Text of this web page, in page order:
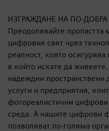
ИЗГРАЖДАНЕ НА ПО-
Преодолявайте
цифровия свят чрез
реалност, която
в който искате да
надеждни пространствени
услуги и предприятия,
фотореалистични цифрови
среда. А нашите цифрови
позволяват по-голяма